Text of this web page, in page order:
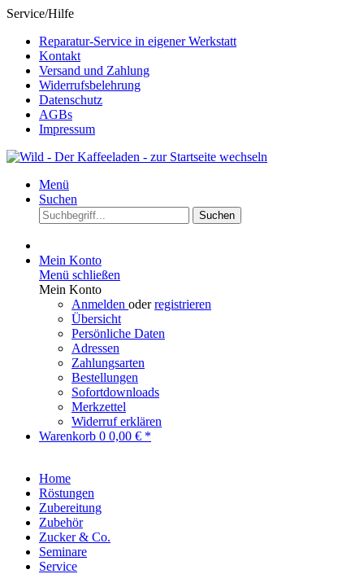
Service/Hilfe
Reparatur-Service in eigener Werkstatt
Kontakt
Versand und Zahlung
Widerrufsbelehrung
Datenschutz
AGBs
Impressum
Menü
Suchen
Suchen
Mein Konto
Menü schließen
Mein Konto
Anmelden oderregistrieren
Übersicht
Persönliche Daten
Adressen
Zahlungsarten
Bestellungen
Sofortdownloads
Merkzettel
Widerruf erklären
Warenkorb 0 0,00 € *
Home
Röstungen
Zubereitung
Zubehör
Zucker & Co.
Seminare
Service